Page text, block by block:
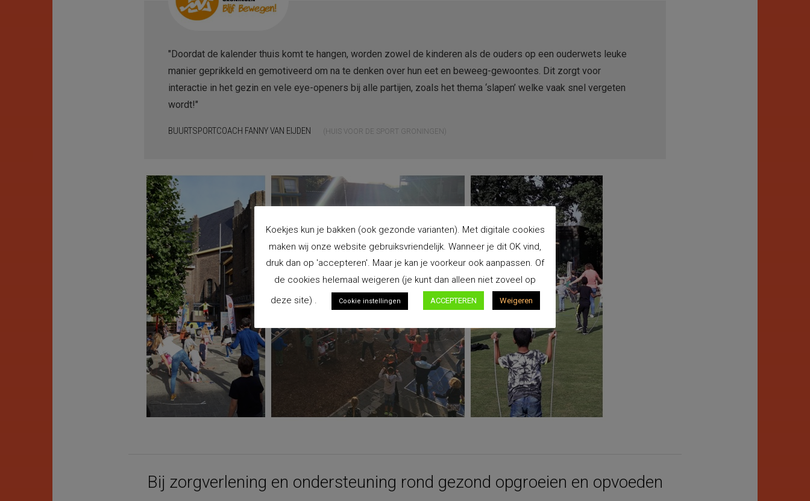
"Doordat de kalender thuis komt te hangen, worden zowel de kinderen als de ouders op een ouderwets leuke
manier geprikkeld en gemotiveerd om na te denken over hun eet en beweeg-gewoontes. Dit zorgt voor
interactie in het gezin en vele eye-openers bij alle partijen, zoals het thema ‘slapen’ welke vaak snel vergeten
wordt!"
BUURTSPORTCOACH FANNY VAN EIJDEN HUIS VOOR DE SPORT GRONINGEN
Bij zorgverlening en ondersteuning rond gezond opgroeien en opvoeden
Koekjes kun je bakken (ook gezonde varianten). Met digitale cookies
maken wij onze website gebruiksvriendelijk. Wanneer je dit OK vind,
druk dan op 'accepteren'. Maar je kan je voorkeur ook aanpassen. Of
de cookies helemaal weigeren (je kunt dan alleen niet zoveel op
deze site) .
Cookie instellingen ACCEPTEREN Weigeren